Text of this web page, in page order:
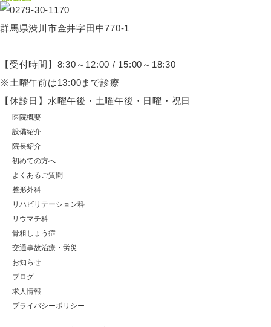
群馬県渋川市金井字田中770-1
【受付時間】8:30～12:00 / 15:00～18:30
※土曜午前は13:00まで診療
【休診日】水曜午後・土曜午後・日曜・祝日
医院概要
設備紹介
院長紹介
初めての方へ
よくあるご質問
整形外科
リハビリテーション科
リウマチ科
骨粗しょう症
交通事故治療・労災
お知らせ
ブログ
求人情報
プライバシーポリシー